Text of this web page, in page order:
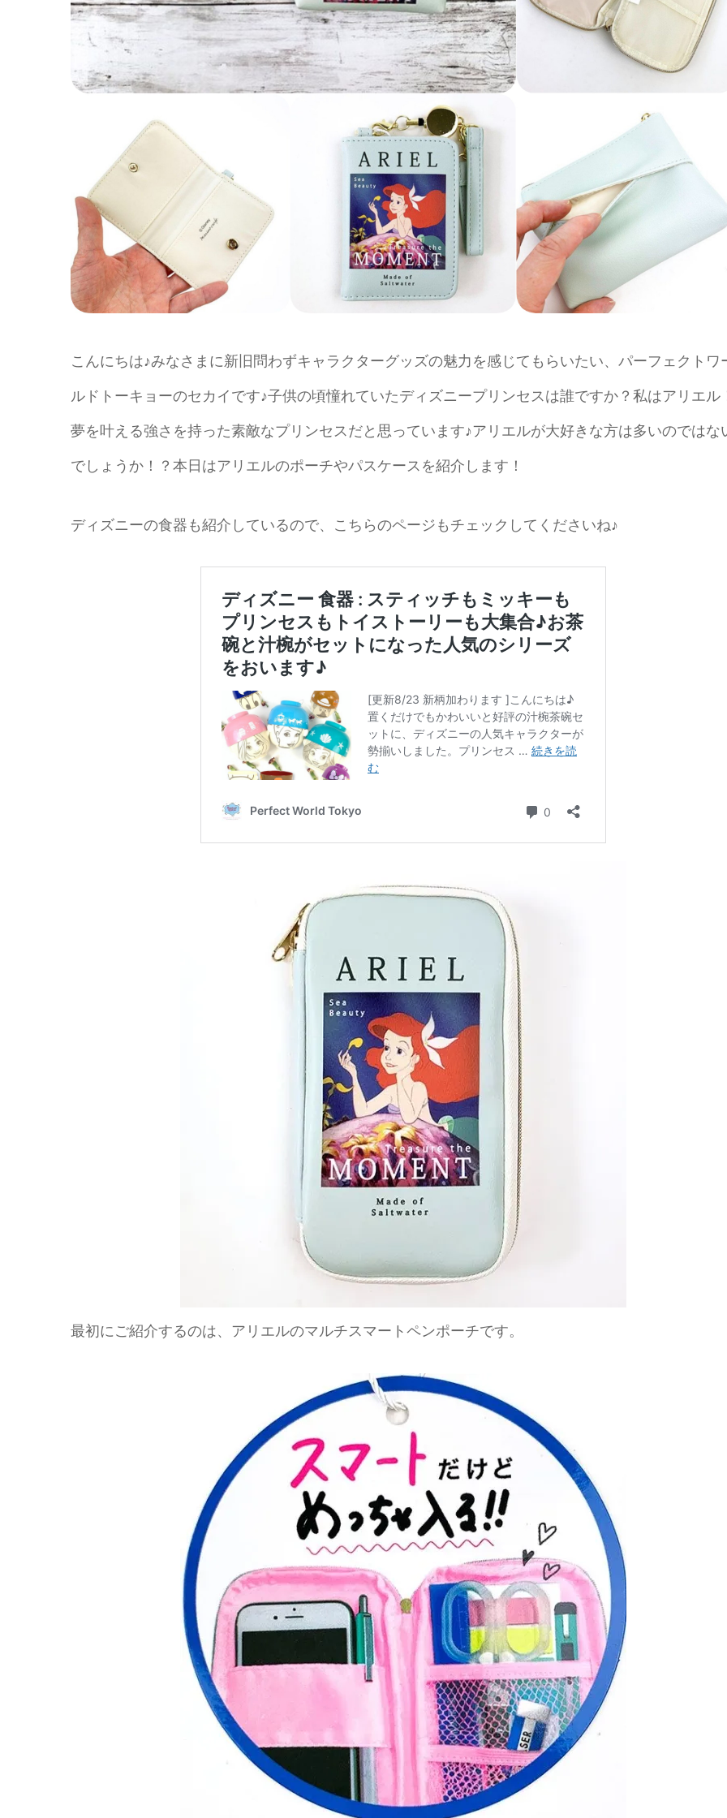
こんにちは♪みなさまに新旧問わずキャラクターグッズの魅力を感じてもらいたい、パーフェクトワ
ルドトーキョーのセカイです♪子供の頃憧れていたディズニープリンセスは誰ですか？私はアリエル
夢を叶える強さを持った素敵なプリンセスだと思っています♪アリエルが大好きな方は多いのではな
でしょうか！？本日はアリエルのポーチやパスケースを紹介します！
ディズニーの食器も紹介しているので、こちらのページもチェックしてくださいね♪
最初にご紹介するのは、アリエルのマルチスマートペンポーチです。